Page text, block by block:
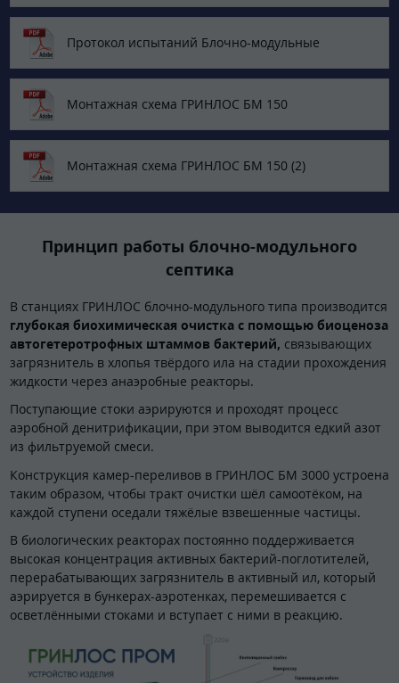
Протокол испытаний Блочно-модульные
Монтажная схема ГРИНЛОС БМ 150
Монтажная схема ГРИНЛОС БМ 150 (2)
Принцип работы блочно-модульного
септика
В станциях ГРИНЛОС блочно-модульного типа производится
глубокая биохимическая очистка с помощью биоценоза
автогетеротрофных штаммов бактерий, связывающих
загрязнитель в хлопья твёрдого ила на стадии прохождения
жидкости через анаэробные реакторы.
Поступающие стоки аэрируются и проходят процесс
аэробной денитрификации, при этом выводится едкий азот
из фильтруемой смеси.
Конструкция камер-переливов в ГРИНЛОС БМ 3000 устроена
таким образом, чтобы тракт очистки шёл самоотёком, на
каждой ступени оседали тяжёлые взвешенные частицы.
В биологических реакторах постоянно поддерживается
высокая концентрация активных бактерий-поглотителей,
перерабатывающих загрязнитель в активный ил, который
аэрируется в бункерах-аэротенках, перемешивается с
осветлёнными стоками и вступает с ними в реакцию.